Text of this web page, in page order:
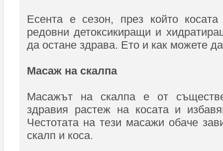
Есента е сезон, през който
редовни детоксикиращи и
да остане здрава. Ето и как можете
Масаж на скалпа
Масажът на скалпа е от
здравия растеж на косата и
Честотата на тези масажи обаче
скалп и коса.